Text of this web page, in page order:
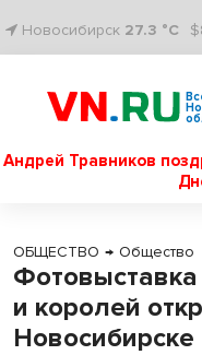
Новосибирск 27.3 °C
Андрей Травников
ОБЩЕСТВО → Общество
Фотовыставка
и королей
Новосибирске